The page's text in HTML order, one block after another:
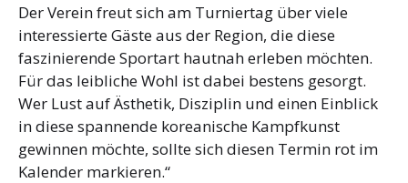
Der Verein freut sich am Turniertag über viele
interessierte Gäste aus der Region, die diese
faszinierende Sportart hautnah erleben möchten.
Für das leibliche Wohl ist dabei bestens gesorgt.
Wer Lust auf Ästhetik, Disziplin und einen Einblick
in diese spannende koreanische Kampfkunst
gewinnen möchte, sollte sich diesen Termin rot im
Kalender markieren.“